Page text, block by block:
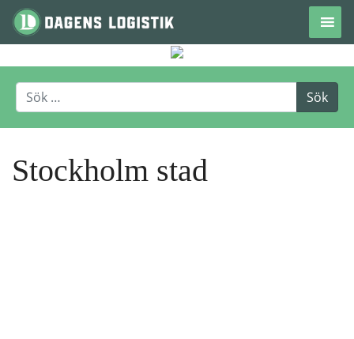
Hoppa till innehåll
Stockholm stad